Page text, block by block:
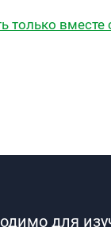
только
для